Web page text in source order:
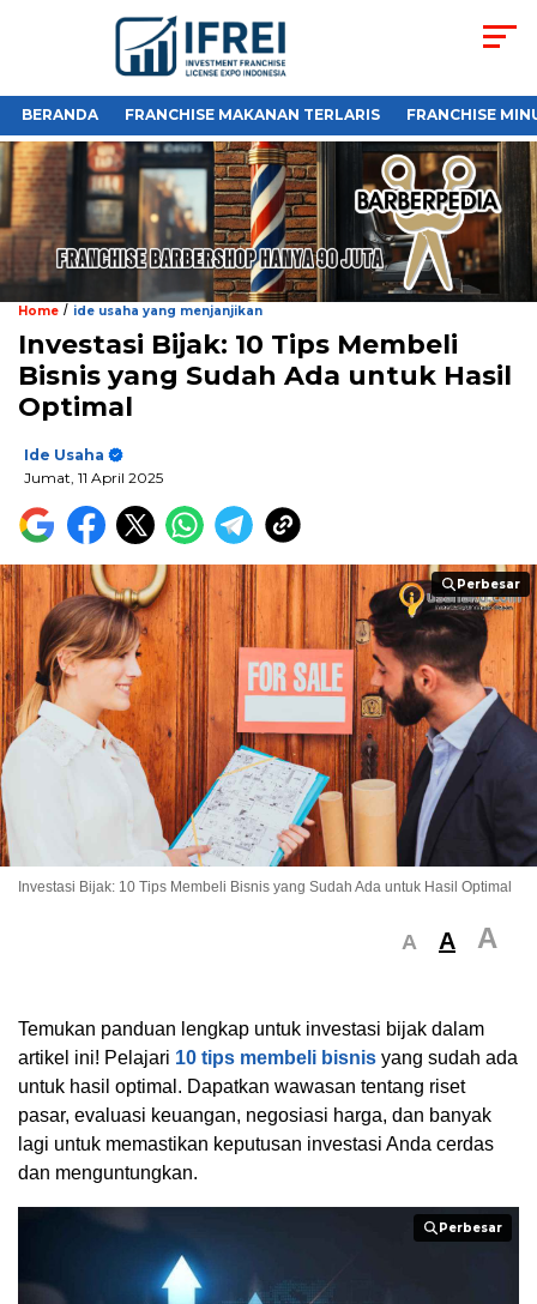
BERANDA FRANCHISE MAKANAN TERLARIS FRANCHISE
Home / ide usaha yang menjanjikan
Investasi Bijak: 10 Tips Membeli
Bisnis yang Sudah Ada untuk Hasil
Optimal
Ide Usaha
Jumat, 11 April 2025
Perbesar
Perbesar
Investasi Bijak: 10 Tips Membeli Bisnis yang Sudah Ada untuk Hasil Optimal
A A A
Temukan panduan lengkap untuk investasi bijak dalam
artikel ini! Pelajari 10 tips membeli bisnis yang sudah ada
untuk hasil optimal. Dapatkan wawasan tentang riset
pasar, evaluasi keuangan, negosiasi harga, dan banyak
lagi untuk memastikan keputusan investasi Anda cerdas
dan menguntungkan.
Perbesar
Perbesar